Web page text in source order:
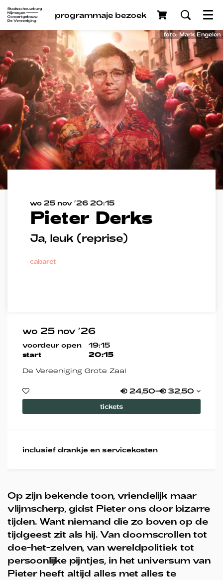
programmaje bezoek Menu
foto: Mark Engelen
Pieter Derks
Ja, leuk (reprise)
wo 25 nov ’26 20:15
cabaret
wo 25 nov ’26
voordeur open
19:15
start
20:15
De Vereeniging Grote Zaal
€ 24,50–€ 32,50
tickets
inclusief drankje en servicekosten
Op zijn bekende toon, vriendelijk maar
vlijmscherp, gidst Pieter ons door bizarre
tijden. Want niemand die zo boven op de
tijdgeest zit als hij. Van doomscrollen tot
doe-het-zelven, van wereldpolitiek tot
persoonlijke pijntjes, in het universum van
Pieter heeft altijd alles met alles te